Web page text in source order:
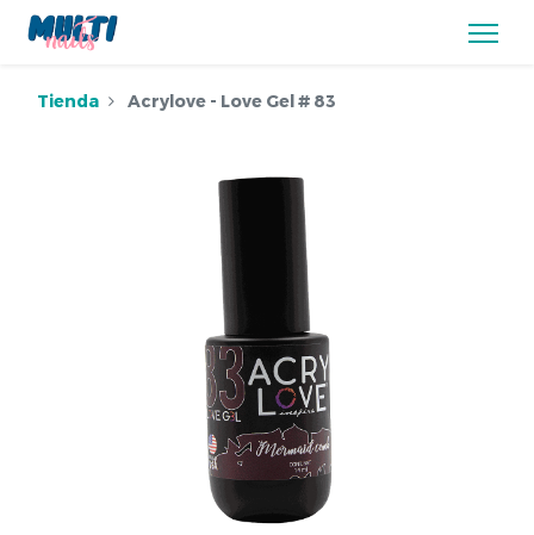
Tienda Acrylove - Love Gel # 83